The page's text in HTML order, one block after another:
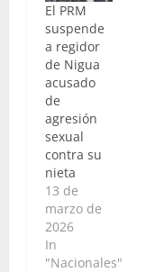
El PRM
suspende
a regidor
de Nigua
acusado
de
agresión
sexual
contra su
nieta
13 de
marzo de
2026
In
"Nacionales"